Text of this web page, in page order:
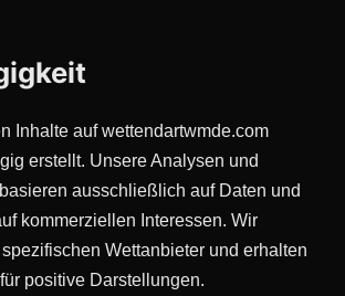
Inhalte auf wettendartwmde.com
erstellt. Unsere Analysen und
ausschließlich auf Daten und
kommerziellen Interessen. Wir
Wettanbieter und erhalten
positive Darstellungen.